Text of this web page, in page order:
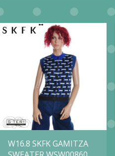
heeft
meerdere
variaties.
Deze
optie
kan
gekozen
worden
op
W16.8 SKFK GAMITZA